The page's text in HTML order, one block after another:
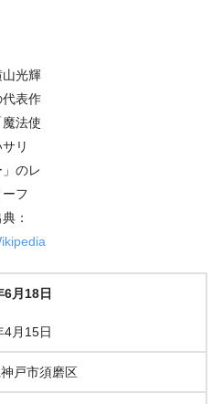
山光輝
代表作
魔法使
サリ
」のレ
ーフ
：
6月18日
4月15日
戸市須磨区